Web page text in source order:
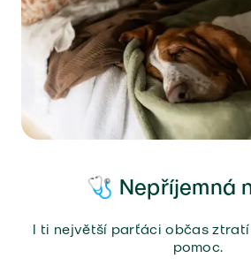
🩺 Nepříjemná
I ti největší parťáci občas
pomoc.